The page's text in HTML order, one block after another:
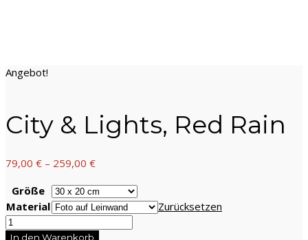
Angebot!
City & Lights, Red Rain
79,00 € – 259,00 €
Größe
Material
Zurücksetzen
City
&In den Warenkorb